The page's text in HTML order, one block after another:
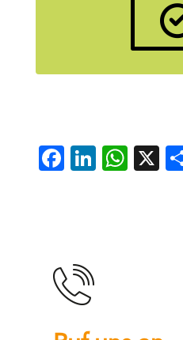
Facebook
X